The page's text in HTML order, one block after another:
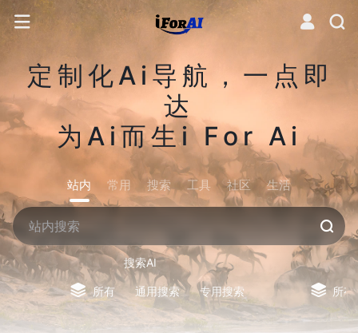
定制化Ai导航，一点即
达
为Ai而生i For Ai
站内 常用 搜索 工具 社区 生活
搜索AI
所有 通用搜索 专用搜索 所有